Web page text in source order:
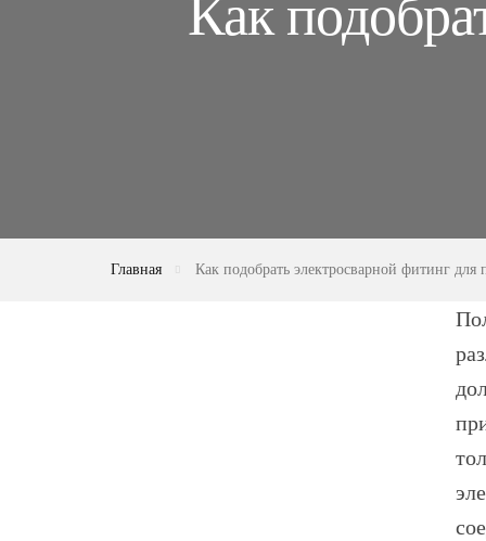
Как
Главная Как подобрать электросварной фитинг для